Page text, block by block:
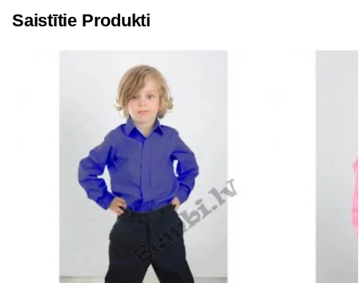
Saistītie Produkti